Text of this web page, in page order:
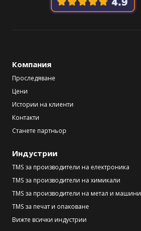
Компания
Проследяване
Цени
Истории на клиенти
Контакти
Станете партньор
Индустрии
TMS за производители на електроника
TMS за производители на химикали
TMS за производители на метал и машини
TMS за печат и опаковане
Вижте всички индустрии